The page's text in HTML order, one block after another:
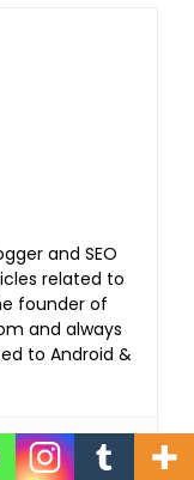
and SEO
related to
founder of
and always
to Android &